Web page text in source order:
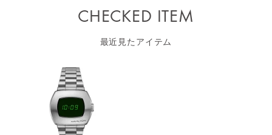
CHECKED ITEM
最近見たアイテム